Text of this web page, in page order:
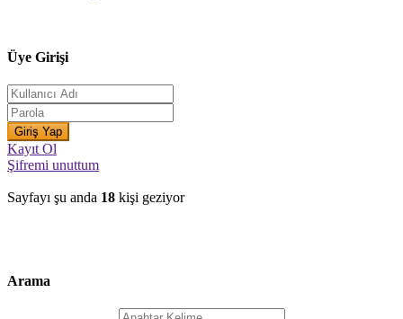
Üye Girişi
Kayıt Ol
Şifremi unuttum
Sayfayı şu anda 18 kişi geziyor
Arama